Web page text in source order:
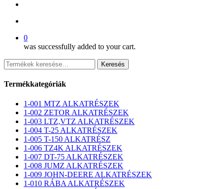
0
was successfully added to your cart.
Keresés
a
következőre:
Keresés
Termékkategóriák
1-001 MTZ ALKATRÉSZEK
1-002 ZETOR ALKATRÉSZEK
1-003 LTZ,VTZ ALKATRÉSZEK
1-004 T-25 ALKATRÉSZEK
1-005 T-150 ALKATRÉSZ
1-006 TZ4K ALKATRÉSZEK
1-007 DT-75 ALKATRÉSZEK
1-008 JUMZ ALKATRÉSZEK
1-009 JOHN-DEERE ALKATRÉSZEK
1-010 RÁBA ALKATRÉSZEK